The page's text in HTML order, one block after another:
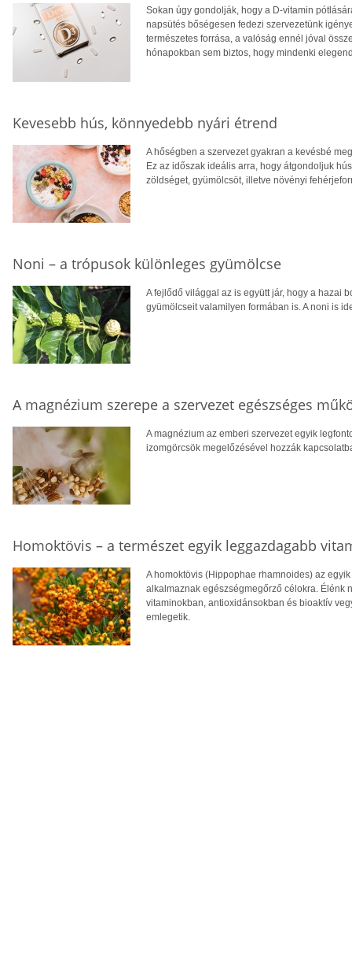
Sokan úgy gondolják, hogy a D-vitamin
napsütés bőségesen fedezi szervezetünk
természetes forrása, a valóság ennél jóval
hónapokban sem biztos, hogy mindenki
Kevesebb hús, könnyedebb nyári étrend
A hőségben a szervezet gyakran a kevésbé
Ez az időszak ideális arra, hogy átgondoljuk
zöldséget, gyümölcsöt, illetve növényi
Noni – a trópusok különleges gyümölcse
A fejlődő világgal az is együtt jár, hogy a hazai
gyümölcseit valamilyen formában is. A noni is
A magnézium szerepe a szervezet egészséges
A magnézium az emberi szervezet egyik
izomgörcsök megelőzésével hozzák
Homoktövis – a természet egyik leggazdagabb
A homoktövis (Hippophae rhamnoides) az
alkalmaznak egészségmegőrző célokra. Élénk
vitaminokban, antioxidánsokban és bioaktív
emlegetik.